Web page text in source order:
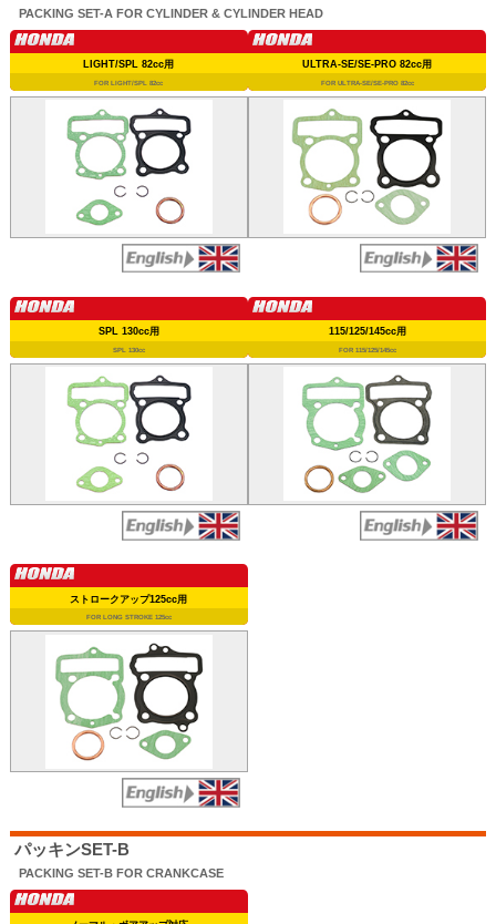
PACKING SET-A FOR CYLINDER & CYLINDER HEAD
LIGHT/SPL 82cc用
FOR LIGHT/SPL 82cc
ULTRA-SE/SE-PRO 82cc用
FOR ULTRA-SE/SE-PRO 82cc
SPL 130cc用
SPL 130cc
115/125/145cc用
FOR 115/125/145cc
ストロークアップ125cc用
FOR LONG STROKE 125cc
パッキンSET-B
PACKING SET-B FOR CRANKCASE